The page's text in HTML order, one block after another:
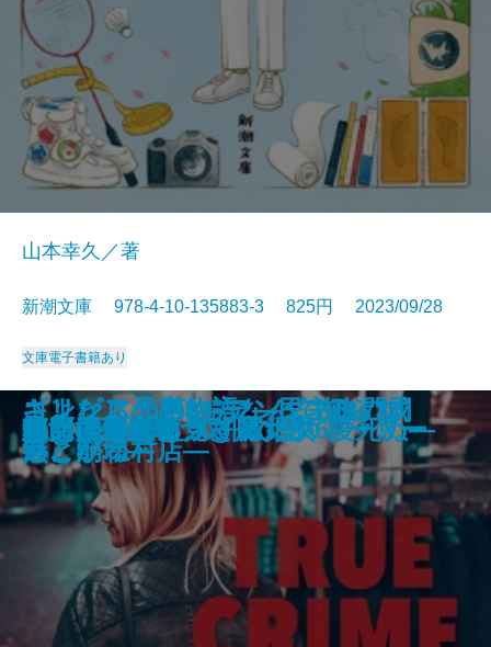
心は孤独な狩人
龍ノ国幻想6 双飛の暁
月夜の散歩
あしたの名医―伊豆中周産期セン
ター―
日蓮
ギリシア人の物語3―都市国家ギ
リシアの終焉―
江戸の空、水面の風―みとや・お
瑛仕入帖―
泳ぐ者
ちよぼ―加賀百万石を照らす月―
神様には負けられない
山本幸久／著
新潮文庫 978-4-10-135883-3 825円 2023/09/28
文庫電子書籍あり
トゥルー・クライム・ストーリー
魔女推理―嘘つき魔女が6度死ぬ―
コンビニ兄弟3―テンダネス門司
港こがね村店―
さよならの言い方なんて知らな
い。8
龍ノ国幻想5 双飛の闇
血も涙もある
ギリシア人の物語2―民主政の成
熟と崩壊―
鳴門の渦潮を見ていた女
処女の道程
草原のサーカス